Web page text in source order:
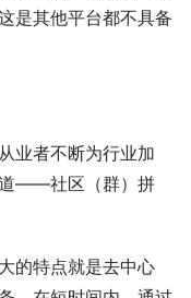
是其他平台都不具备
业者不断为行业加
道——社区（群）拼
的特点就是去中心